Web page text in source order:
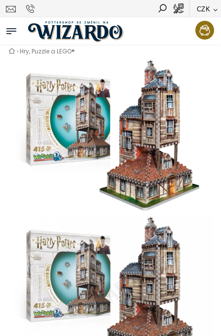
CZK
Vyhledávání Hledat
› Hry, Puzzle a LEGO®